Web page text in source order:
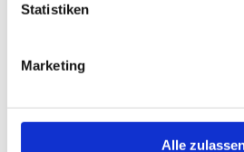
Statistiken
Marketing
Alle